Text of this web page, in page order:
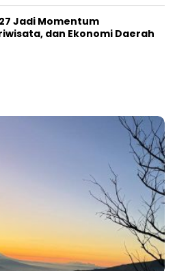
Jadi Momentum
dan Ekonomi Daerah